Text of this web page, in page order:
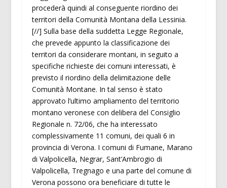
procederà quindi al conseguente riordino dei
territori della Comunità Montana della Lessinia.
[//] Sulla base della suddetta Legge Regionale,
che prevede appunto la classificazione dei
territori da considerare montani, in seguito a
specifiche richieste dei comuni interessati, è
previsto il riordino della delimitazione delle
Comunità Montane. In tal senso è stato
approvato l’ultimo ampliamento del territorio
montano veronese con delibera del Consiglio
Regionale n. 72/06, che ha interessato
complessivamente 11 comuni, dei quali 6 in
provincia di Verona. I comuni di Fumane, Marano
di Valpolicella, Negrar, Sant’Ambrogio di
Valpolicella, Tregnago e una parte del comune di
Verona possono ora beneficiare di tutte le